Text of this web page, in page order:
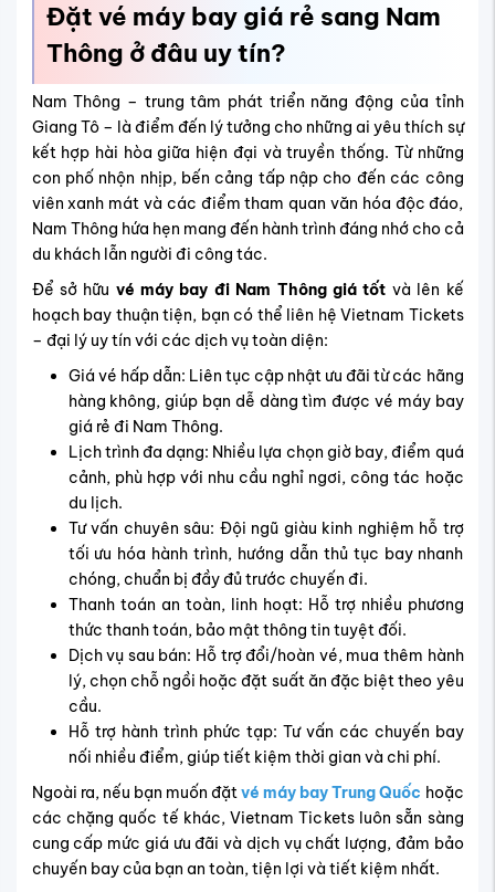
Đặt vé máy bay giá rẻ sang Nam
Thông ở đâu uy tín?
Nam Thông – trung tâm phát triển năng động của tỉnh
Giang Tô – là điểm đến lý tưởng cho những ai yêu thích sự
kết hợp hài hòa giữa hiện đại và truyền thống. Từ những
con phố nhộn nhịp, bến cảng tấp nập cho đến các công
viên xanh mát và các điểm tham quan văn hóa độc đáo,
Nam Thông hứa hẹn mang đến hành trình đáng nhớ cho cả
du khách lẫn người đi công tác.
Để sở hữu vé máy bay đi Nam Thông giá tốt và lên kế
hoạch bay thuận tiện, bạn có thể liên hệ Vietnam Tickets
– đại lý uy tín với các dịch vụ toàn diện:
Giá vé hấp dẫn: Liên tục cập nhật ưu đãi từ các hãng
hàng không, giúp bạn dễ dàng tìm được vé máy bay
giá rẻ đi Nam Thông.
Lịch trình đa dạng: Nhiều lựa chọn giờ bay, điểm quá
cảnh, phù hợp với nhu cầu nghỉ ngơi, công tác hoặc
du lịch.
Tư vấn chuyên sâu: Đội ngũ giàu kinh nghiệm hỗ trợ
tối ưu hóa hành trình, hướng dẫn thủ tục bay nhanh
chóng, chuẩn bị đầy đủ trước chuyến đi.
Thanh toán an toàn, linh hoạt: Hỗ trợ nhiều phương
thức thanh toán, bảo mật thông tin tuyệt đối.
Dịch vụ sau bán: Hỗ trợ đổi/hoàn vé, mua thêm hành
lý, chọn chỗ ngồi hoặc đặt suất ăn đặc biệt theo yêu
cầu.
Hỗ trợ hành trình phức tạp: Tư vấn các chuyến bay
nối nhiều điểm, giúp tiết kiệm thời gian và chi phí.
Ngoài ra, nếu bạn muốn đặtvé máy bay Trung Quốc hoặc
các chặng quốc tế khác, Vietnam Tickets luôn sẵn sàng
cung cấp mức giá ưu đãi và dịch vụ chất lượng, đảm bảo
chuyến bay của bạn an toàn, tiện lợi và tiết kiệm nhất.